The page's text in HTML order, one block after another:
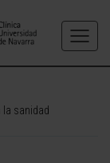
la sanidad